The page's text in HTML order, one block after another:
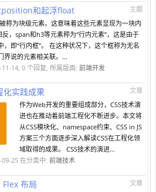
主题
和起浮float
称为块级元素。这意味着这些元素显现为一块内
反，span和h3等元素称为“行内元素”，这是由于
，即“行内框”。 在这种状况下，这个框称为无名
界说的元素相关联。...
11-14, 0 个回复, 所属版面: 前端开发
文章
化实践成果
作为Web开发的重要组成部分，CSS技术演
进也在推动着前端工程化不断进步。本文将
从CSS模块化、namespace约束、CSS in JS
方案三个方面逐步深入解读CSS在工程化领
域取得的成果。 CSS技术的演进...
09-25 在分类中: 前端技术
文章
布局